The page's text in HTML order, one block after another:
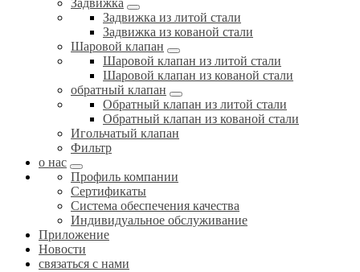
Задвижка
Задвижка из литой стали
Задвижка из кованой стали
Шаровой клапан
Шаровой клапан из литой стали
Шаровой клапан из кованой стали
обратный клапан
Обратный клапан из литой стали
Обратный клапан из кованой стали
Игольчатый клапан
Фильтр
о нас
Профиль компании
Сертификаты
Система обеспечения качества
Индивидуальное обслуживание
Приложение
Новости
связаться с нами